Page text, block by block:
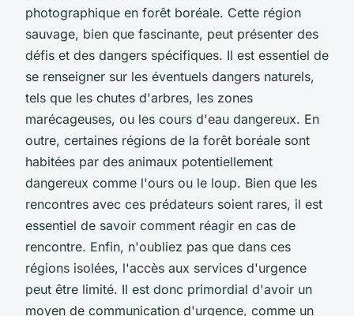
photographique en forêt boréale. Cette région
sauvage, bien que fascinante, peut présenter des
défis et des dangers spécifiques. Il est essentiel de
se renseigner sur les éventuels dangers naturels,
tels que les chutes d'arbres, les zones
marécageuses, ou les cours d'eau dangereux. En
outre, certaines régions de la forêt boréale sont
habitées par des animaux potentiellement
dangereux comme l'ours ou le loup. Bien que les
rencontres avec ces prédateurs soient rares, il est
essentiel de savoir comment réagir en cas de
rencontre. Enfin, n'oubliez pas que dans ces
régions isolées, l'accès aux services d'urgence
peut être limité. Il est donc primordial d'avoir un
moyen de communication d'urgence, comme un